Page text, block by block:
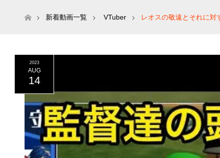
ホーム新着動画一覧 VTuber レオスの敬遠とそれに
2023
AUG
14